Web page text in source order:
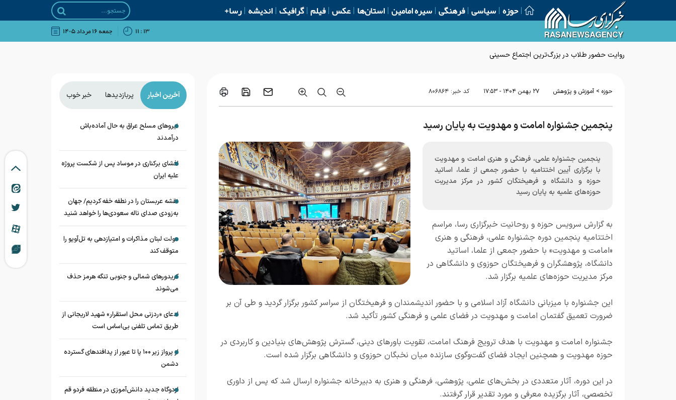
حوزه سیاسی فرهنگی سیره امامین استان‌ها عکس فیلم گرافیک اندیشه رسا+
۱۳ : ۱۱ جمعه ۱۶ مرداد ۱۴۰۵
روایت حضور طلاب در بزرگ‌ترین اجتماع حسینی
حوزه > آموزش و پژوهش ۲۷ بهمن ۱۴۰۴ - ۱۷:۵۳ کد خبر: ۸۰۶۸۶۴
پنجمین جشنواره امامت و مهدویت به پایان رسید
پنجمین جشنواره علمی، فرهنگی و هنری امامت و مهدویت
با برگزاری آیین اختتامیه با حضور جمعی از علما، اساتید
حوزه و دانشگاه و فرهیختگان کشور در مرکز مدیریت
حوزه‌های علمیه به پایان رسید
به گزارش سرویس حوزه و روحانیت خبرگزاری رسا، مراسم
اختتامیه پنجمین دوره جشنواره علمی، فرهنگی و هنری
«امامت و مهدویت» با حضور جمعی از علما، اساتید
دانشگاه، پژوهشگران و فرهیختگان حوزوی و دانشگاهی در
مرکز مدیریت حوزه‌های علمیه برگزار شد.
این جشنواره با میزبانی دانشگاه آزاد اسلامی و با حضور اندیشمندان و فرهیختگان از سراسر کشور برگزار گردید و طی آن بر
ضرورت تعمیق گفتمان امامت و مهدویت در فضای علمی و فرهنگی کشور تأکید شد.
جشنواره امامت و مهدویت با هدف ترویج فرهنگ امامت، تقویت باورهای دینی، گسترش پژوهش‌های بنیادین و کاربردی در
حوزه مهدویت و همچنین ایجاد فضای گفت‌وگوی سازنده میان نخبگان حوزوی و دانشگاهی برگزار شده است.
در این دوره، آثار متعددی در بخش‌های علمی، پژوهشی، فرهنگی و هنری به دبیرخانه جشنواره ارسال شد که پس از داوری
تخصصی، آثار برگزیده معرفی و مورد تقدیر قرار گرفتند.
آخرین اخبار پربازدیدها خبر خوب
نیروهای مسلح عراق به حال آماده‌باش
درآمدند
افشای برکناری در موساد پس از شکست پروژه
علیه ایران
نقشه عربستان را در نطفه خفه کردیم/ جهان
به‌زودی صدای ناله سعودی‌ها را خواهد شنید
دولت لبنان مذاکرات و امتیازدهی به تل‌آویو را
متوقف کند
کریدورهای شمالی و جنوبی تنگه هرمز حذف
می‌شوند
ادعای «ردزنی محل استقرار» شهید لاریجانی از
طریق تماس تلفنی بی‌اساس است
از پرواز زیر ۱۰۰ پا تا عبور از پدافند‌های گسترده
دشمن
اردوگاه جدید دانش‌آموزی در منطقه فردو قم